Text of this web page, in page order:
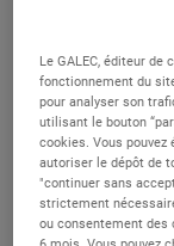
CDI
Léognan (33)
CAVISTE -
publiée le 03
Le GALEC, éditeur
fonctionnement du
pour analyser son
utilisant le bouton
cookies. Vous
autoriser le dépôt de
"continuer sans
strictement
ou consentement des